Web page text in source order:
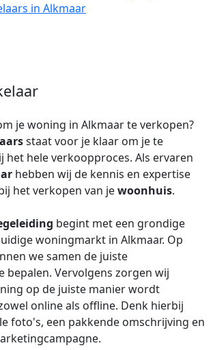
in Alkmaar
je woning in Alkmaar te verkopen?
staat voor je klaar om je te
het hele verkoopproces. Als ervaren
hebben wij de kennis en expertise
het verkopen van jewoonhuis.
begint met een grondige
woningmarkt in Alkmaar. Op
we samen de juiste
bepalen. Vervolgens zorgen wij
op de juiste manier wordt
online als offline. Denk hierbij
foto's, een pakkende omschrijving en